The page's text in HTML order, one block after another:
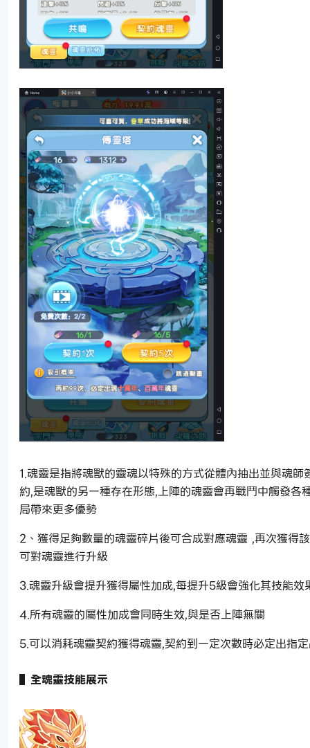
1.魂靈是指將魂獸的靈魂以特殊的方式從體內抽出並與魂師
約,是魂獸的另一種存在形態,上陣的魂靈會再戰鬥中觸發各
局帶來更多優勢
2、獲得足夠數量的魂靈碎片後可合成對應魂靈 ,再次獲得
可對魂靈進行升級
3.魂靈升級會提升獲得屬性加成,每提升5級會強化其技能效
4.所有魂靈的屬性加成會同時生效,與是否上陣無關
5.可以消耗魂靈契約獲得魂靈,契約到一定次數時必定出指
▌全魂靈技能展示